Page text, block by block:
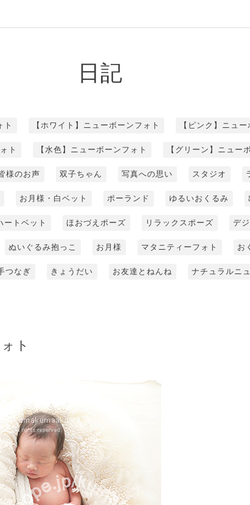
日記
ト 【ホワイト】ニューボーンフォト 【ピンク】ニュ
ト 【水色】ニューボーンフォト 【グリーン】ニュー
様のお声 双子ちゃん 写真への思い スタジオ
お月様・白ベット ポーランド ゆるいおくるみ
ートベット ほおづえポーズ リラックスポーズ デ
ぬいぐるみ抱っこ お月様 マタニティーフォト お
つなぎ きょうだい お友達とねんね ナチュラルニ
ト